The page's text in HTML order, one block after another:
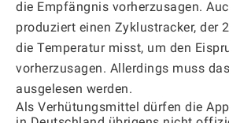
die Empfängnis vorherzusagen.
produziert einen Zyklustracker, der
die Temperatur misst, um den
vorherzusagen. Allerdings muss
ausgelesen werden.
Als Verhütungsmittel dürfen die